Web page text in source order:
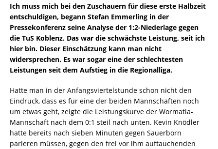
Ich muss mich bei den Zuschauern für diese erste Halbzeit
entschuldigen, begann Stefan Emmerling in der
Pressekonferenz seine Analyse der 1:2-Niederlage gegen
die TuS Koblenz. Das war die schwächste Leistung, seit ich
hier bin. Dieser Einschätzung kann man nicht
widersprechen. Es war sogar eine der schlechtesten
Leistungen seit dem Aufstieg in die Regionalliga.
Hatte man in der Anfangsviertelstunde schon nicht den
Eindruck, dass es für eine der beiden Mannschaften noch
um etwas geht, zeigte die Leistungskurve der Wormatia-
Mannschaft nach dem 0:1 steil nach unten. Kevin Knödler
hatte bereits nach sieben Minuten gegen Sauerborn
parieren müssen, gegen den frei vor ihm auftauchenden